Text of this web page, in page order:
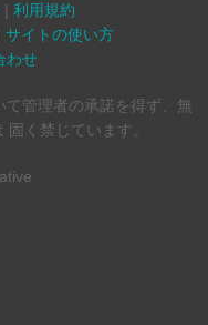
| 利用規約
サイトの使い方
わせ
管理者の承諾を得ず、無
く禁じています。